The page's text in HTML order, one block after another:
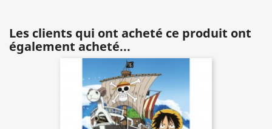
Les clients qui ont acheté ce produit ont
également acheté...